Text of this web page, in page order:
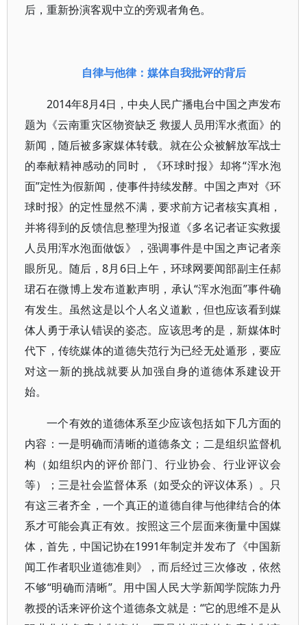
后，重新扮演客观中立的旁观者角色。
自律与他律：媒体自我批评的背后
2014年8月4日，中央人民广播电台中国之声发布
题为《云南重灾区物资缺乏 救援人员用浑水煮面》的
新闻，随后被多家媒体转载。就在公众被解放军战士
的奉献精神感动的同时，《环球时报》却将“浑水泡
面”定性为假新闻，使事件持续发酵。中国之声对《环
球时报》的定性显然不满，要求前方记者核实真相，
并将得到的反馈信息整理为报道《多名记者证实救援
人员用浑水泡面做饭》，强调事件是中国之声记者亲
眼所见。随后，8月6日上午，环球网要闻部副主任郝
珺石在微博上发布道歉声明，承认“浑水泡面”事件确
有发生。虽然这是以个人名义道歉，但也应该看到媒
体人勇于承认错误的姿态。应该思考的是，新媒体时
代下，传统媒体的道德失范行为已经无处遁形，要应
对这一新的挑战就要从加强自身的道德体系建设开
始。
一个有效的道德体系至少应该包括如下几方面的
内容：一是明确而清晰的道德条文；二是组织监督机
构（如组织内的评价部门、行业协会、行业评议会
等）；三是社会监督体系（如受众的评议体系）。只
有这三者齐全，一个真正的道德自律与他律结合的体
系才可能会真正有效。按照这三个层面来衡量中国媒
体，首先，中国记协在1991年制定并发布了《中国新
闻工作者职业道德准则》，而后经过三次修改，依然
不够“明确而清晰”。用中国人民大学新闻学院陈力丹
教授的话来评价这个道德条文就是：“它的思维不是从